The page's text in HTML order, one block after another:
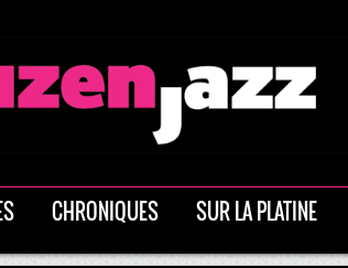
CHRONIQUES SUR LA PLATINE